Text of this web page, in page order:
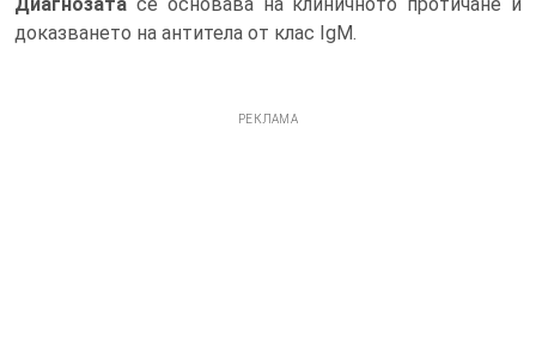
доказването на антитела от клас IgM.
РЕКЛАМА